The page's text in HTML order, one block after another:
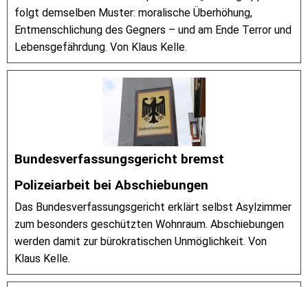
folgt demselben Muster: moralische Überhöhung,
Entmenschlichung des Gegners – und am Ende Terror und
Lebensgefährdung. Von Klaus Kelle.
Bundesverfassungsgericht bremst
Polizeiarbeit bei Abschiebungen
Das Bundesverfassungsgericht erklärt selbst Asylzimmer
zum besonders geschützten Wohnraum. Abschiebungen
werden damit zur bürokratischen Unmöglichkeit. Von
Klaus Kelle.